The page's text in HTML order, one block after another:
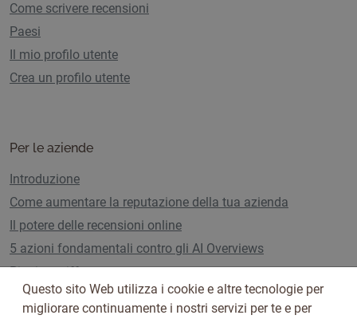
Come scrivere recensioni
Paesi
Il mio profilo utente
Crea un profilo utente
Per le aziende
Introduzione
Come aumentare la reputazione della tua azienda
Il potere delle recensioni online
5 azioni fondamentali contro gli AI Overviews
Piani e tariffe
Questo sito Web utilizza i cookie e altre tecnologie per
migliorare continuamente i nostri servizi per te e per